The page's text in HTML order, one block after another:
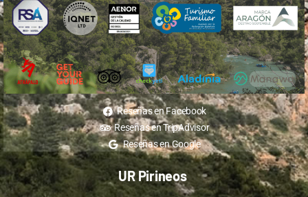
Reseñas en Facebook
Reseñas en TripAdvisor
Reseñas en Google
UR Pirineos